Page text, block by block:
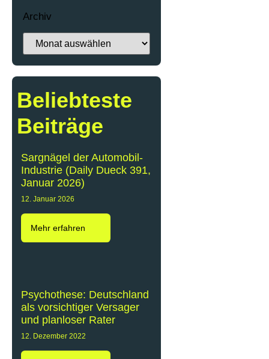
Archiv
Beliebteste
Beiträge
Sargnägel der Automobil-
Industrie (Daily Dueck 391,
Januar 2026)
12. Januar 2026
Mehr erfahren
Psychothese: Deutschland
als vorsichtiger Versager
und planloser Rater
12. Dezember 2022